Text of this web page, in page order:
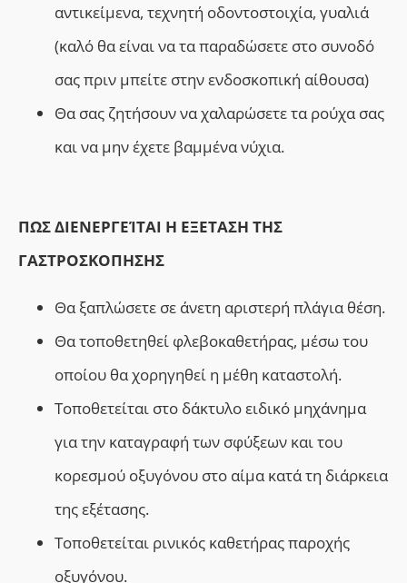
αντικείμενα, τεχνητή οδοντοστοιχία, γυαλιά
(καλό θα είναι να τα παραδώσετε στο συνοδό
σας πριν μπείτε στην ενδοσκοπική αίθουσα)
Θα σας ζητήσουν να χαλαρώσετε τα ρούχα σας
και να μην έχετε βαμμένα νύχια.
ΠΩΣ ΔΙΕΝΕΡΓΕΊΤΑΙ Η ΕΞΕΤΑΣΗ ΤΗΣ
ΓΑΣΤΡΟΣΚΟΠΗΣΗΣ
Θα ξαπλώσετε σε άνετη αριστερή πλάγια θέση.
Θα τοποθετηθεί φλεβοκαθετήρας, μέσω του
οποίου θα χορηγηθεί η μέθη καταστολή.
Τοποθετείται στο δάκτυλο ειδικό μηχάνημα
για την καταγραφή των σφύξεων και του
κορεσμού οξυγόνου στο αίμα κατά τη διάρκεια
της εξέτασης.
Τοποθετείται ρινικός καθετήρας παροχής
οξυγόνου.